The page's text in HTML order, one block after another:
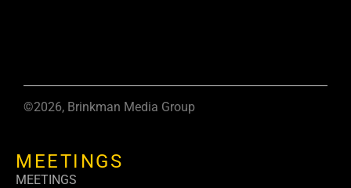
©2026, Brinkman Media Group
MEETINGS
MEETINGS